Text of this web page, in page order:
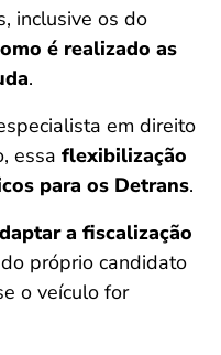
inclusive os do
é realizado as
.
em direito
essa flexibilização
para os Detrans.
a fiscalização
próprio candidato
o veículo for